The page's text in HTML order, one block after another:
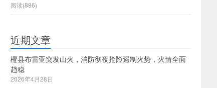
阅读(886)
近期文章
橙县布雷亚突发山火，消防彻夜抢险遏制火势，火情全面
趋稳
2026年4月28日